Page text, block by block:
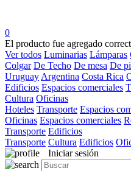
0
El producto fue agregado
Ver todos Luminarias Lámparas
Colgar De Techo De mesa De
Uruguay Argentina Costa Rica
Edificios Espacios comerciales
Cultura Oficinas
Hoteles Transporte Espacios
Oficinas Espacios comerciales
Transporte Edificios
Transporte Cultura Edificios
Iniciar sesión